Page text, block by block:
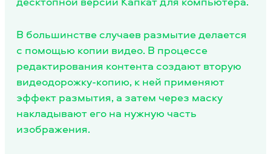
В большинстве случаев размытие делается
с помощью копии видео. В процессе
редактирования контента создают вторую
видеодорожку-копию, к ней применяют
эффект размытия, а затем через маску
накладывают его на нужную часть
изображения.